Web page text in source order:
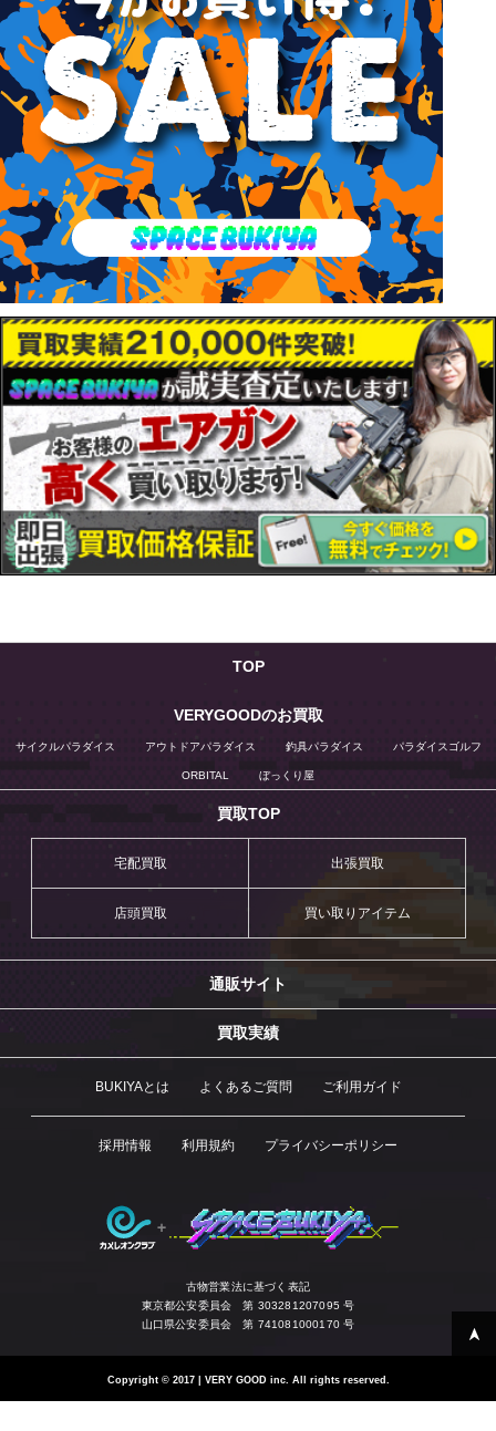
TOP
VERYGOODのお買取
サイクルパラダイス アウトドアパラダイス 釣具パラダイス パラダイスゴルフ
ORBITAL ぼっくり屋
買取TOP
宅配買取 出張買取
店頭買取 買い取りアイテム
通販サイト
買取実績
BUKIYAとは よくあるご質問 ご利用ガイド
採用情報 利用規約 プライバシーポリシー
古物営業法に基づく表記
東京都公安委員会 第 303281207095 号
山口県公安委員会 第 741081000170 号
Copyright ©2017 | VERY GOOD inc. All rights reserved.